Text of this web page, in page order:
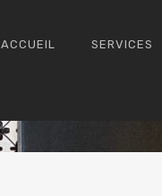
ACCUEIL SERVICES